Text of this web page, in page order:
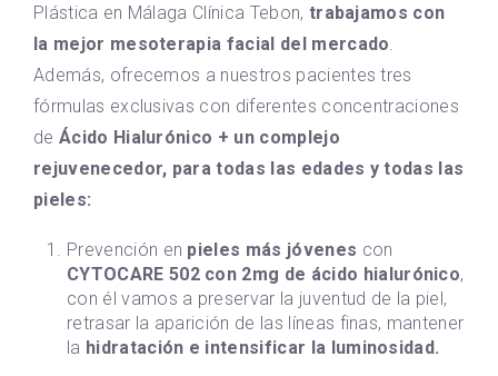
Plástica en Málaga Clínica Tebon, trabajamos con
la mejor mesoterapia facial del mercado
Además, ofrecemos a nuestros pacientes tres
fórmulas exclusivas con diferentes concentraciones
de Ácido Hialurónico + un complejo
rejuvenecedor, para todas las edades y todas las
pieles:
Prevención en pieles más jóvenes con
CYTOCARE 502 con 2mg de ácido hialurónico,
con él vamos a preservar la juventud de la piel,
retrasar la aparición de las líneas finas, mantener
la hidratación e intensificar la luminosidad.